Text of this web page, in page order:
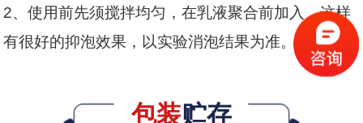
2、使用前先须搅拌均匀，在乳液聚合前加入，这样
有很好的抑泡效果，以实验消泡结果为准。
包装贮存